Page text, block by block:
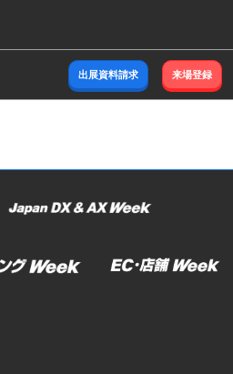
出展資料請求 来場登録